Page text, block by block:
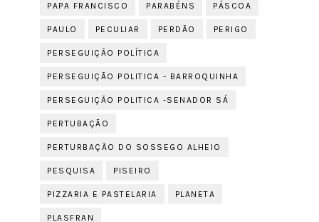
PAPA FRANCISCO PARABÉNS PÁSCOA
PAULO PECULIAR PERDÃO PERIGO
PERSEGUIÇÃO POLÍTICA
PERSEGUIÇÃO POLITICA - BARROQUINHA
PERSEGUIÇÃO POLITICA -SENADOR SÁ
PERTUBAÇÃO
PERTURBAÇÃO DO SOSSEGO ALHEIO
PESQUISA PISEIRO
PIZZARIA E PASTELARIA PLANETA
PLASFRAN